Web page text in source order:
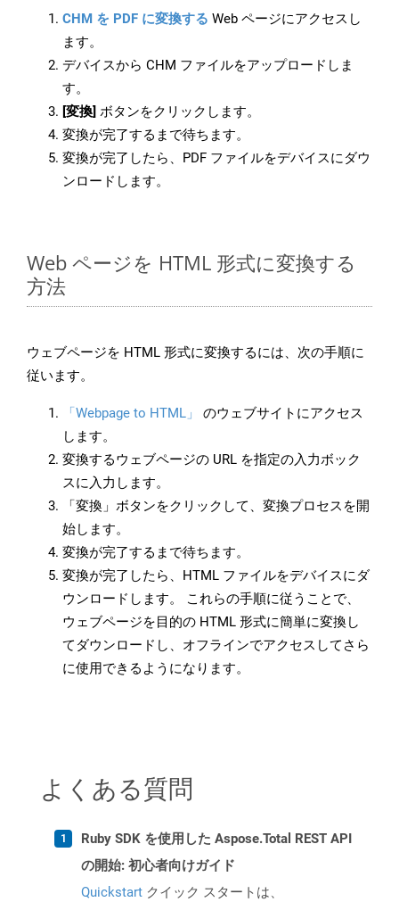
CHM を PDF に変換する Web ページにアクセスし
ます。
デバイスから CHM ファイルをアップロードしま
す。
[変換] ボタンをクリックします。
変換が完了するまで待ちます。
変換が完了したら、PDF ファイルをデバイスにダウ
ンロードします。
Web ページを HTML 形式に変換する
方法
ウェブページを HTML 形式に変換するには、次の手順に
従います。
「Webpage to HTML」
のウェブサイトにアクセス
します。
変換するウェブページの URL を指定の入力ボック
スに入力します。
「変換」ボタンをクリックして、変換プロセスを開
始します。
変換が完了するまで待ちます。
変換が完了したら、HTML ファイルをデバイスにダ
ウンロードします。 これらの手順に従うことで、
ウェブページを目的の HTML 形式に簡単に変換し
てダウンロードし、オフラインでアクセスしてさら
に使用できるようになります。
よくある質問
Ruby SDK を使用した Aspose.Total REST API
の開始: 初心者向けガイド
Quickstart クイック スタートは、